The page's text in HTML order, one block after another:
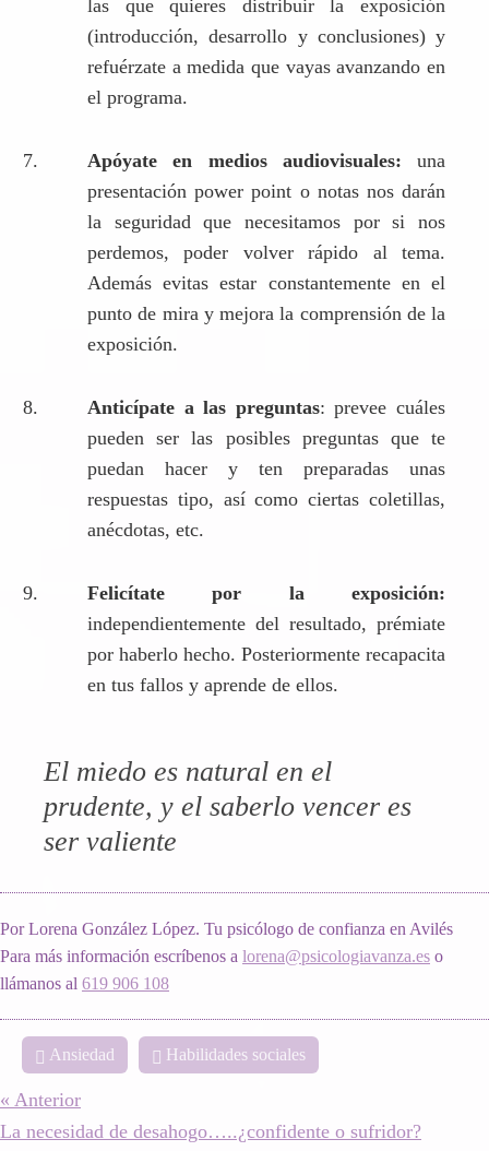
las que quieres distribuir la exposición
(introducción, desarrollo y conclusiones) y
refuérzate a medida que vayas avanzando en
el programa.
Apóyate en medios audiovisuales: una
presentación power point o notas nos darán
la seguridad que necesitamos por si nos
perdemos, poder volver rápido al tema.
Además evitas estar constantemente en el
punto de mira y mejora la comprensión de la
exposición.
Anticípate a las preguntas: prevee cuáles
pueden ser las posibles preguntas que te
puedan hacer y ten preparadas unas
respuestas tipo, así como ciertas coletillas,
anécdotas, etc.
Felicítate por la exposición:
independientemente del resultado, prémiate
por haberlo hecho. Posteriormente recapacita
en tus fallos y aprende de ellos.
El miedo es natural en el
prudente, y el saberlo vencer es
ser valiente
Por Lorena González López. Tu psicólogo de confianza en Avilés
Para más información escríbenos a lorena@psicologiavanza.es o
llámanos al 619 906 108
Ansiedad Habilidades sociales
« Anterior
La necesidad de desahogo…..¿confidente o sufridor?